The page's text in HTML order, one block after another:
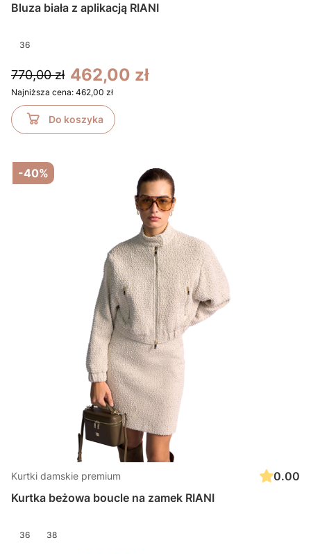
Bluza biała z aplikacją RIANI
36
770,00 zł 462,00 zł
Najniższa cena: 462,00 zł
Do koszyka
-40%
Kurtki damskie premium
0.00
Kurtka beżowa boucle na zamek RIANI
36 38